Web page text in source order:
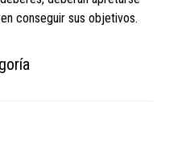
conseguir sus objetivos.